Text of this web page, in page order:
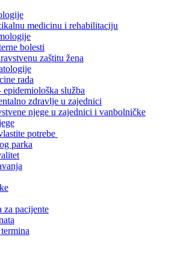
medicinu i rehabilitaciju
bolesti
zaštitu žena
rada
služba
zdravlje u zajednici
njege u zajednici i vanbolničke
potrebe
parka
za pacijente